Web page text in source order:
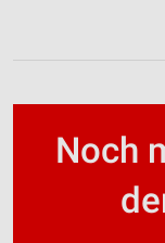
Noch